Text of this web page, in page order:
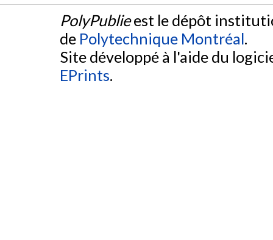
PolyPublieest le dépôt
de Polytechnique Montréal.
Site développé à l'aide du
EPrints.